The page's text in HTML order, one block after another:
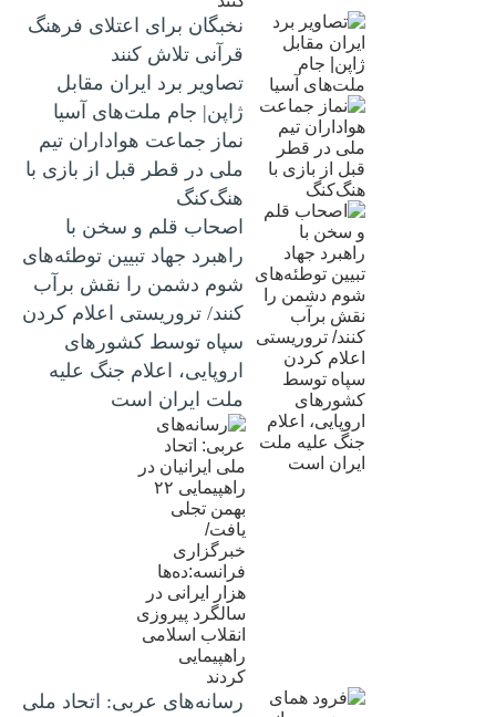
نخبگان برای اعتلای فرهنگ
قرآنی تلاش کنند
تصاویر برد ایران مقابل
ژاپن| جام ملت‌های آسیا
نماز جماعت هواداران تیم
ملی در قطر قبل از بازی با
هنگ‌کنگ
اصحاب قلم و سخن با
راهبرد جهاد تبیین توطئه‌های
شوم دشمن را نقش برآب
کنند/ تروریستی اعلام کردن
سپاه توسط کشورهای
اروپایی، اعلام جنگ علیه
ملت ایران است
رسانه‌های عربی: اتحاد ملی